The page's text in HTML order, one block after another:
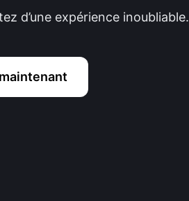
d’une expérience inoubliable.